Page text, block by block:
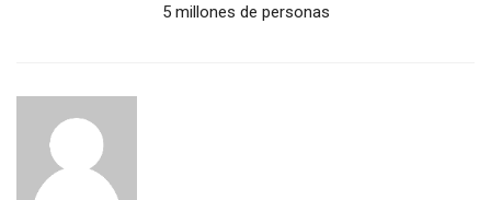
5 millones de personas